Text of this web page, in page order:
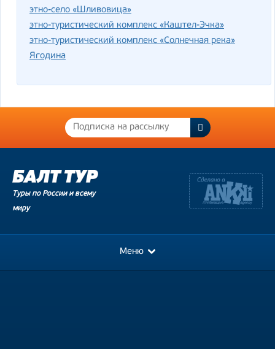
этно-село «Шливовица»
этно-туристический комплекс «Каштел-Эчка»
этно-туристический комплекс «Солнечная река»
Ягодина
Туры по России и всему
миру
Меню